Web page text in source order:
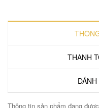
THANH
ĐÁNH
Thông tin sản phẩm đang